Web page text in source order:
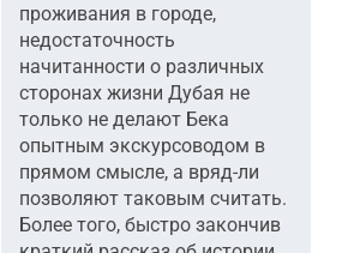
проживания в городе,
недостаточность
начитанности о различных
сторонах жизни Дубая не
только не делают Бека
опытным экскурсоводом в
прямом смысле, а вряд-ли
позволяют таковым считать.
Более того, быстро закончив